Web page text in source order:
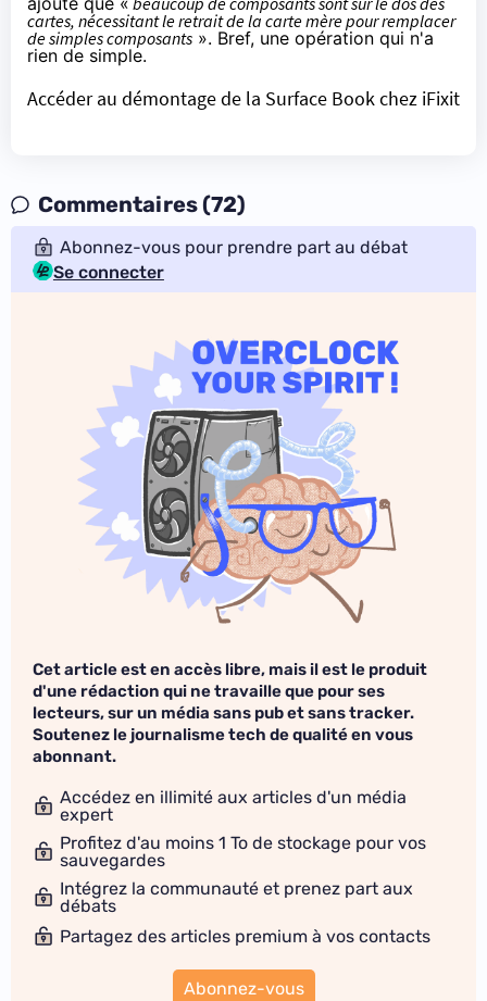
cartes, nécessitant le retrait de la carte mère pour remplacer
de simples composants ». Bref, une opération qui n'a
rien de simple.
Accéder au démontage de la Surface Book chez iFixit
Commentaires (72)
Abonnez-vous pour prendre part au débat
Se connecter
Cet article est en accès libre, mais il est le produit
d'une rédaction qui ne travaille que pour ses
lecteurs, sur un média sans pub et sans tracker.
Soutenez le journalisme tech de qualité en vous
abonnant.
Accédez en illimité aux articles d'un média
expert
Profitez d'au moins 1 To de stockage pour vos
sauvegardes
Intégrez la communauté et prenez part aux
débats
Partagez des articles premium à vos contacts
Abonnez-vous